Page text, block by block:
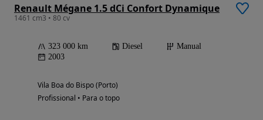
Renault Mégane 1.5 dCi Confort Dynamique
1461 cm3 • 80 cv
323 000 km Diesel
Manual
2003
Vila Boa do Bispo (Porto)
Profissional • Para o topo